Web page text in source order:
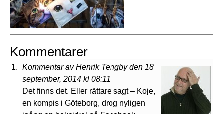
Kommentarer
Kommentar av Henrik Tengby den 18
september, 2014 kl 08:11
Det finns det. Eller rättare sagt – Koje,
en kompis i Göteborg, drog nyligen